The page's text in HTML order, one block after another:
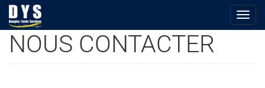
AllerNOUS CONTACTER